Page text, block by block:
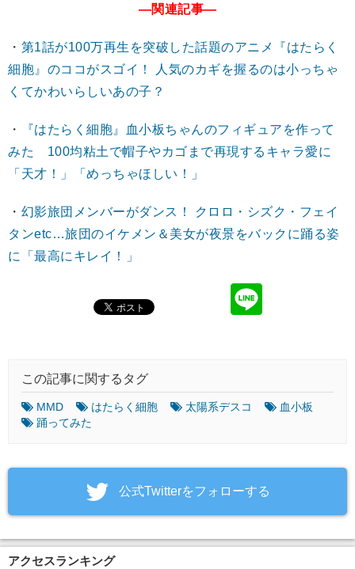
―関連記事―
・ 第1話が100万再生を突破した話題のアニメ『はたらく
細胞』のココがスゴイ！ 人気のカギを握るのは小っちゃ
くてかわいらしいあの子？
・
『はたらく細胞』血小板ちゃんのフィギュアを作って
みた 100均粘土で帽子やカゴまで再現するキャラ愛に
「天才！」「めっちゃほしい！」
・ 幻影旅団メンバーがダンス！ クロロ・シズク・フェイ
タンetc…旅団のイケメン＆美女が夜景をバックに踊る姿
に「最高にキレイ！」
この記事に関するタグ
MMD はたらく細胞 太陽系デスコ
血小板
踊ってみた
‎公式Twitterをフォローする
アクセスランキング